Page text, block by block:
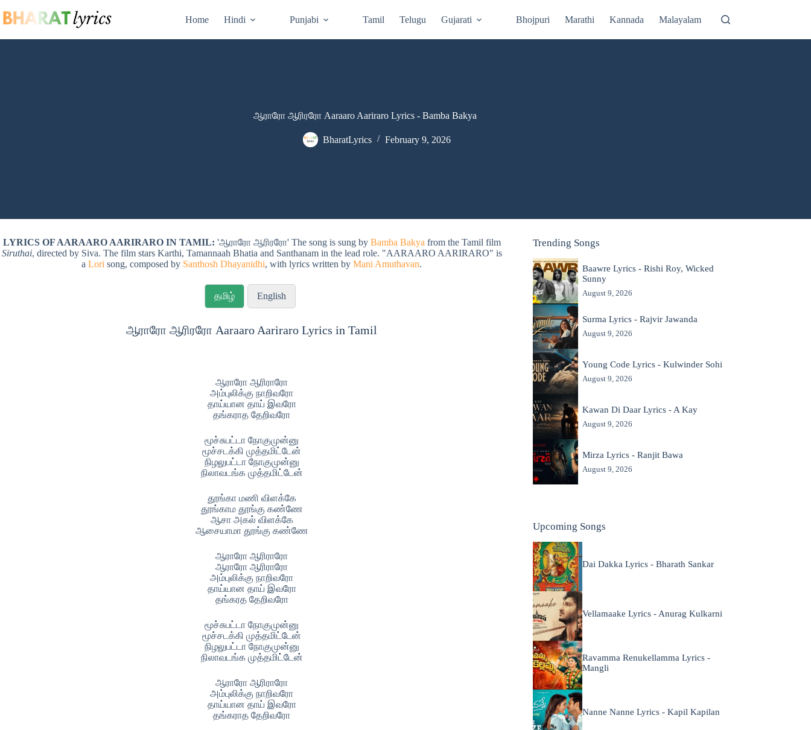
to
content
Home Hindi Punjabi Tamil Telugu Gujarati Bhojpuri Marathi Kannada Malayalam
ஆராரோ ஆரிரரோ Aaraaro Aariraro Lyrics - Bamba Bakya
BharatLyrics February 9, 2026
LYRICS OF AARAARO AARIRARO IN TAMIL: 'ஆராரோ ஆரிரரோ' The song is sung by Bamba Bakya from the Tamil film
Siruthai, directed by Siva. The film stars Karthi, Tamannaah Bhatia and Santhanam in the lead role. "AARAARO AARIRARO" is
aLori song, composed by Santhosh Dhayanidhi, with lyrics written byMani Amuthavan.
தமிழ் English
ஆராரோ ஆரிரரோ Aaraaro Aariraro Lyrics in Tamil
ஆராரோ ஆரிராரோ
அம்புலிக்கு நாறிவரோ
தாய்யான தாய் இவரோ
தங்கராத தேறிவரோ
மூச்சுபட்டா நோகுமுன்னு
மூச்சடக்கி முத்தமிட்டேன்
நிழலுபட்டா நோகுமுன்னு
நிலாவடங்க முத்தமிட்டேன்
தூங்கா மணி விளக்கே
தூங்காம தூங்கு கண்ணே
ஆசா அகல் விளக்கே
ஆசையாமா தூங்கு கண்ணே
ஆராரோ ஆரிராரோ
ஆராரோ ஆரிராரோ
அம்புலிக்கு நாறிவரோ
தாய்யான தாய் இவரோ
தங்கரத தேறிவரோ
மூச்சுபட்டா நோகுமுன்னு
மூச்சடக்கி முத்தமிட்டேன்
நிழலுபட்டா நோகுமுன்னு
நிலாவடங்க முத்தமிட்டேன்
ஆராரோ ஆரிராரோ
அம்புலிக்கு நாறிவரோ
தாய்யான தாய் இவரோ
தங்கராத தேறிவரோ
Trending Songs
Baawre Lyrics - Rishi Roy, Wicked
Sunny
August 9, 2026
Surma Lyrics - Rajvir Jawanda
August 9, 2026
Young Code Lyrics - Kulwinder Sohi
August 9, 2026
Kawan Di Daar Lyrics - A Kay
August 9, 2026
Mirza Lyrics - Ranjit Bawa
August 9, 2026
Upcoming Songs
Dai Dakka Lyrics - Bharath Sankar
Vellamaake Lyrics - Anurag Kulkarni
Ravamma Renukellamma Lyrics -
Mangli
Nanne Nanne Lyrics - Kapil Kapilan